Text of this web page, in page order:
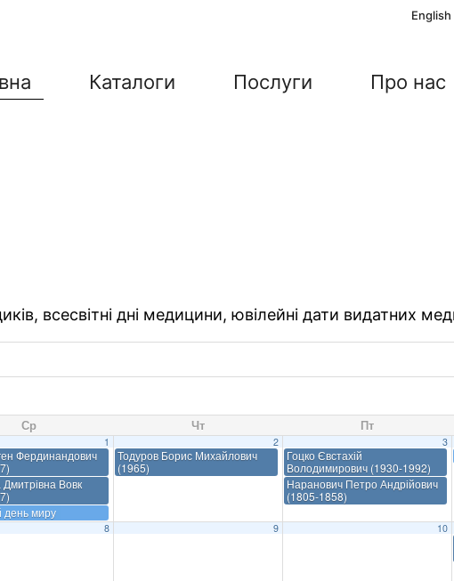
English
Каталоги Послуги Про нас
всесвітні дні медицини, ювілейні дати видатних
Ср Чт Пт
1
Фердинандович
Вовк
день миру
2
Тодуров Борис Михайлович
(1965)
3
Гоцко Євстахій
Володимирович (1930-1992)
Наранович Петро Андрійович
(1805-1858)
8 9 10